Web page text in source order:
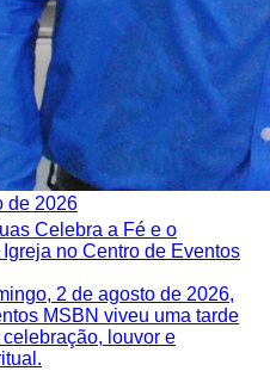
de 2026
Celebra a Fé e o
no Centro de Eventos
2 de agosto de 2026,
MSBN viveu uma tarde
louvor e